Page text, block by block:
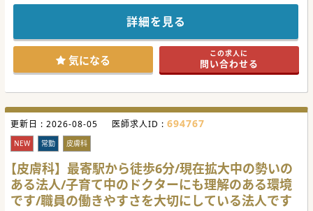
若手の医師が格段に増えて活気がある職場になっています。
■地域に必要な病院を職員一丸となって目指すことでコロナ
渦以降も安定した黒字経営を継続されています。
■民間病院ですが、さらに急性期の患者の受け入れも増やし
ていく予定です。医局以外の先生が多いため派閥はございま
【やりがい】
3,000台以上でこれからも高齢者救急には力を入れていく予
定です。
■若手が多く活気が出てきていますが、無理な勤務をしてい
る先生はいません。ワークライフバランスを充実させながら
活躍できる環境です。
■近隣に高度急性期や大学病院が複数あるため、ご自身の専
門を大事にしながらも病病連携をしながら適切な診療ができ
ます。
【職場環境と雰囲気】
■阪神間に立地しておりアクセス面は良好です。近隣で新築
移転も決まっているためハード面は更に充実する予定です。
詳細を見る
気になる この求人に
問い合わせる
更新日 : 2026-08-05 医師求人ID : 694767
NEW 常勤 皮膚科
【皮膚科】最寄駅から徒歩6分/現在拡大中の勢いの
ある法人/子育て中のドクターにも理解のある環境
です/職員の働きやすさを大切にしている法人です